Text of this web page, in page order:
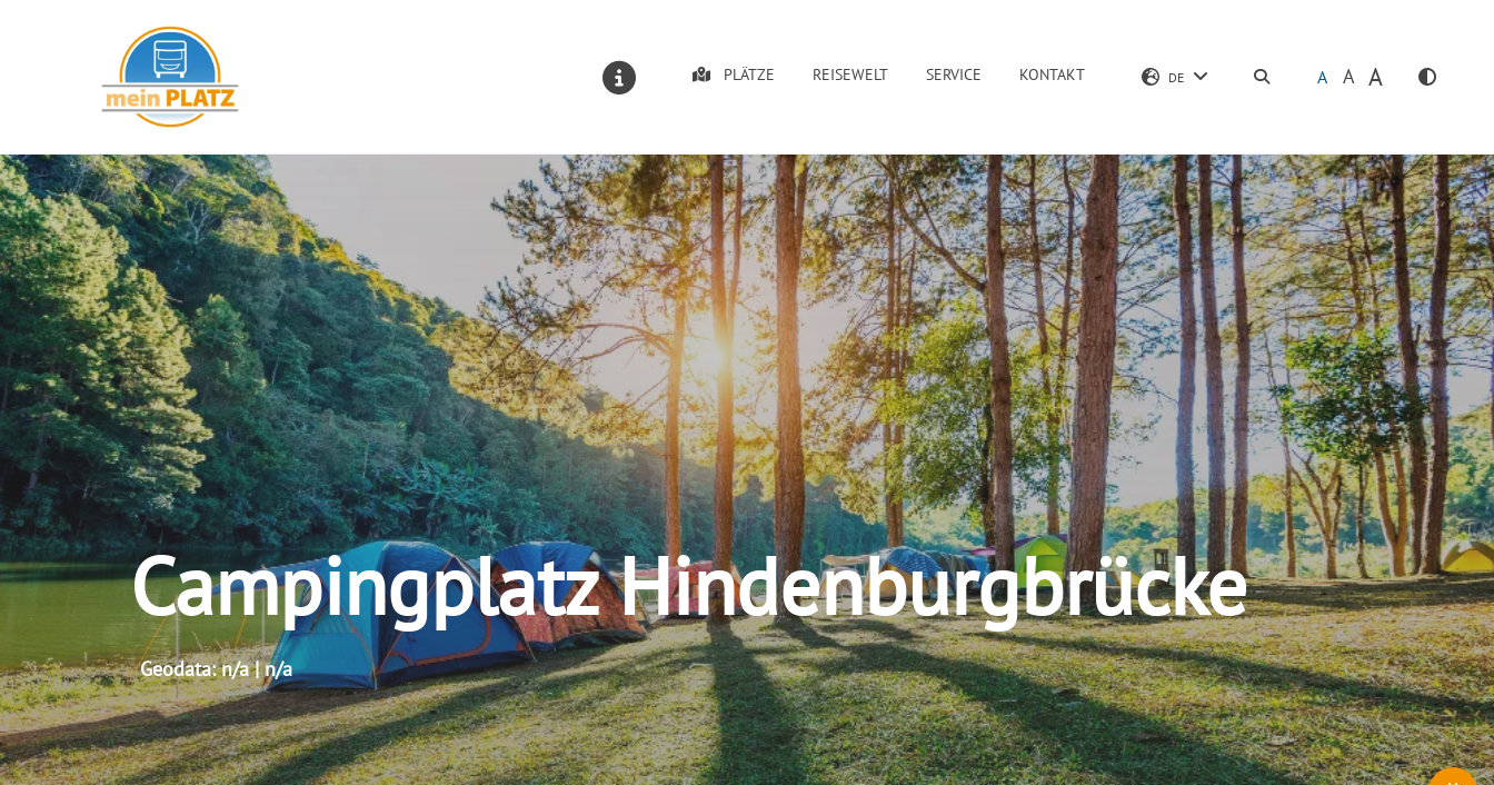
PLÄTZE REISEWELT SERVICE KONTAKT DE SUCHENA A A
Campingplatz Hindenburgbrücke
Geodata: n/a | n/a